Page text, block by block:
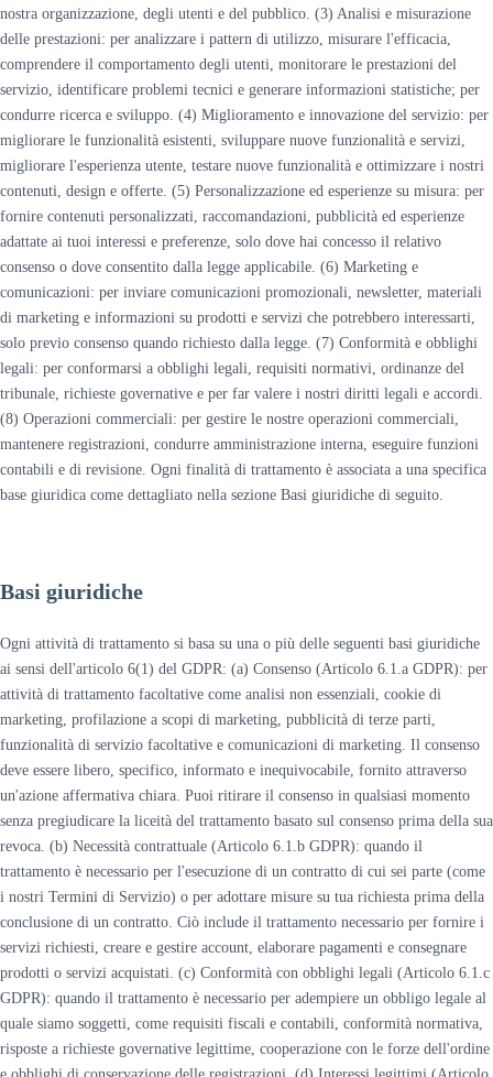
nostra organizzazione, degli utenti e del pubblico. (3) Analisi e misurazione
delle prestazioni: per analizzare i pattern di utilizzo, misurare l'efficacia,
comprendere il comportamento degli utenti, monitorare le prestazioni del
servizio, identificare problemi tecnici e generare informazioni statistiche; per
condurre ricerca e sviluppo. (4) Miglioramento e innovazione del servizio: per
migliorare le funzionalità esistenti, sviluppare nuove funzionalità e servizi,
migliorare l'esperienza utente, testare nuove funzionalità e ottimizzare i nostri
contenuti, design e offerte. (5) Personalizzazione ed esperienze su misura: per
fornire contenuti personalizzati, raccomandazioni, pubblicità ed esperienze
adattate ai tuoi interessi e preferenze, solo dove hai concesso il relativo
consenso o dove consentito dalla legge applicabile. (6) Marketing e
comunicazioni: per inviare comunicazioni promozionali, newsletter, materiali
di marketing e informazioni su prodotti e servizi che potrebbero interessarti,
solo previo consenso quando richiesto dalla legge. (7) Conformità e obblighi
legali: per conformarsi a obblighi legali, requisiti normativi, ordinanze del
tribunale, richieste governative e per far valere i nostri diritti legali e accordi.
(8) Operazioni commerciali: per gestire le nostre operazioni commerciali,
mantenere registrazioni, condurre amministrazione interna, eseguire funzioni
contabili e di revisione. Ogni finalità di trattamento è associata a una specifica
base giuridica come dettagliato nella sezione Basi giuridiche di seguito.
Basi giuridiche
Ogni attività di trattamento si basa su una o più delle seguenti basi giuridiche
ai sensi dell'articolo 6(1) del GDPR: (a) Consenso (Articolo 6.1.a GDPR): per
attività di trattamento facoltative come analisi non essenziali, cookie di
marketing, profilazione a scopi di marketing, pubblicità di terze parti,
funzionalità di servizio facoltative e comunicazioni di marketing. Il consenso
deve essere libero, specifico, informato e inequivocabile, fornito attraverso
un'azione affermativa chiara. Puoi ritirare il consenso in qualsiasi momento
senza pregiudicare la liceità del trattamento basato sul consenso prima della sua
revoca. (b) Necessità contrattuale (Articolo 6.1.b GDPR): quando il
trattamento è necessario per l'esecuzione di un contratto di cui sei parte (come
i nostri Termini di Servizio) o per adottare misure su tua richiesta prima della
conclusione di un contratto. Ciò include il trattamento necessario per fornire i
servizi richiesti, creare e gestire account, elaborare pagamenti e consegnare
prodotti o servizi acquistati. (c) Conformità con obblighi legali (Articolo 6.1.c
GDPR): quando il trattamento è necessario per adempiere un obbligo legale al
quale siamo soggetti, come requisiti fiscali e contabili, conformità normativa,
risposte a richieste governative legittime, cooperazione con le forze dell'ordine